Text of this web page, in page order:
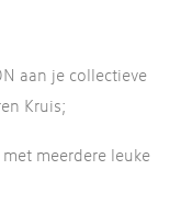
aan je collectieve
Kruis;
meerdere leuke